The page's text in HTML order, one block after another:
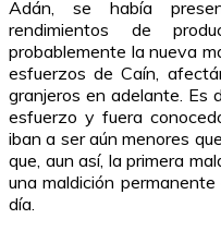
Adán, se había
rendimientos de
probablemente la nueva
esfuerzos de Caín,
granjeros en adelante. Es
esfuerzo y fuera
iban a ser aún menores
que, aun así, la primera
una maldición
día.